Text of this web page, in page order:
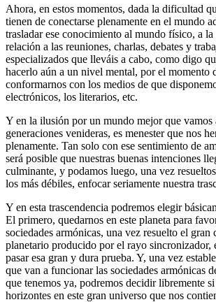
Ahora, en estos momentos, dada la dificultad
tienen de conectarse plenamente en el mundo
trasladar ese conocimiento al mundo físico, a
relación a las reuniones, charlas, debates y
especializados que lleváis a cabo, como digo
hacerlo aún a un nivel mental, por el momento
conformarnos con los medios de que
electrónicos, los literarios, etc.
Y en la ilusión por un mundo mejor que vamos
generaciones venideras, es menester que nos
plenamente. Tan solo con ese sentimiento de
será posible que nuestras buenas intenciones
culminante, y podamos luego, una vez
los más débiles, enfocar seriamente nuestra
Y en esta trascendencia podremos elegir
El primero, quedarnos en este planeta para
sociedades armónicas, una vez resuelto el gran
planetario producido por el rayo sincronizador,
pasar esa gran y dura prueba. Y, una vez
que van a funcionar las sociedades armónicas
que tenemos ya, podremos decidir libremente
horizontes en este gran universo que nos